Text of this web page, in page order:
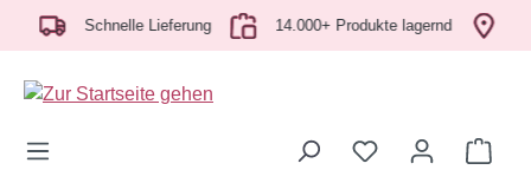
Zum Hauptinhalt springen
Schnelle Lieferung 14.000+ Produkte lagernd